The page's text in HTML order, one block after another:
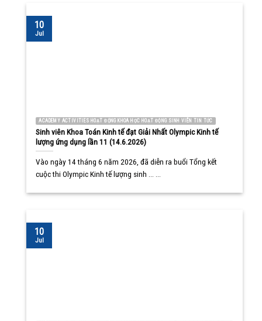
ACADEMY ACTIVITIES HOẠT ĐỘNG KHOA HỌC HOẠT ĐỘNG SINH VIÊN TIN TỨC
Sinh viên Khoa Toán Kinh tế đạt Giải Nhất Olympic Kinh tế
lượng ứng dụng lần 11 (14.6.2026)
Vào ngày 14 tháng 6 năm 2026, đã diễn ra buổi Tổng kết
cuộc thi Olympic Kinh tế lượng sinh ... ...
10
Jul
10
Jul